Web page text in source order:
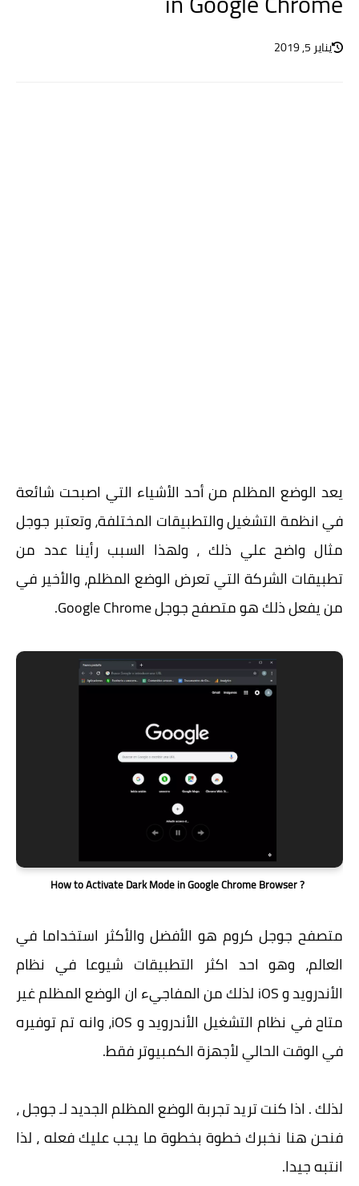
يناير 5, 2019
يعد الوضع المظلم من أحد الأشياء التي اصبحت شائعة
في انظمة التشغيل والتطبيقات المختلفة، وتعتبر جوجل
مثال واضح علي ذلك ، ولهذا السبب رأينا عدد من
تطبيقات الشركة التي تعرض الوضع المظلم، والأخير في
من يفعل ذلك هو متصفح جوجل Google Chrome.
? How to Activate Dark Mode in Google Chrome Browser
متصفح جوجل كروم هو الأفضل والأكثر استخداما في
العالم، وهو احد اكثر التطبيقات شيوعا في نظام
الأندرويد و iOS لذلك من المفاجيء ان الوضع المظلم غير
متاح في نظام التشغيل الأندرويد و iOS، وانه تم توفيره
في الوقت الحالي لأجهزة الكمبيوتر فقط.
لذلك . اذا كنت تريد تجربة الوضع المظلم الجديد لـ جوجل ،
فنحن هنا نخبرك خطوة بخطوة ما يجب عليك فعله ، لذا
انتبه جيدا.